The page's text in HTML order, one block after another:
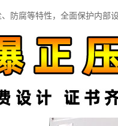
防腐等特性，全面保护内部